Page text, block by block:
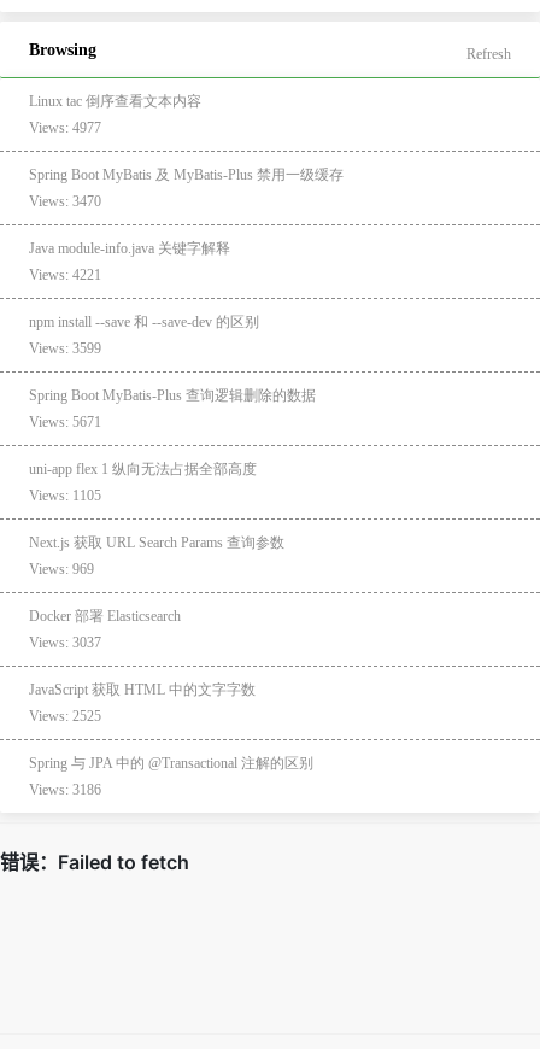
Browsing Refresh
Linux tac 倒序查看文本内容
Views: 4977
Spring Boot MyBatis 及 MyBatis-Plus 禁用一级缓存
Views: 3470
Java module-info.java 关键字解释
Views: 4221
npm install --save 和 --save-dev 的区别
Views: 3599
Spring Boot MyBatis-Plus 查询逻辑删除的数据
Views: 5671
uni-app flex 1 纵向无法占据全部高度
Views: 1105
Next.js 获取 URL Search Params 查询参数
Views: 969
Docker 部署 Elasticsearch
Views: 3037
JavaScript 获取 HTML 中的文字字数
Views: 2525
Spring 与 JPA 中的 @Transactional 注解的区别
Views: 3186